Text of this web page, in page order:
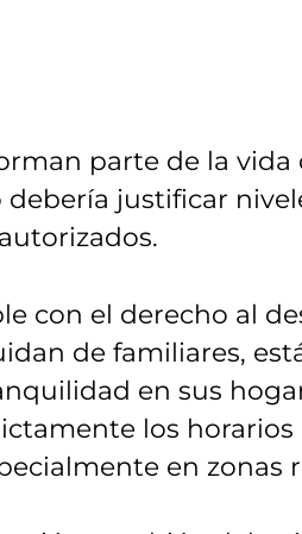
parte de la
justificar
con el derecho al
de familiares,
en sus
los
en zonas